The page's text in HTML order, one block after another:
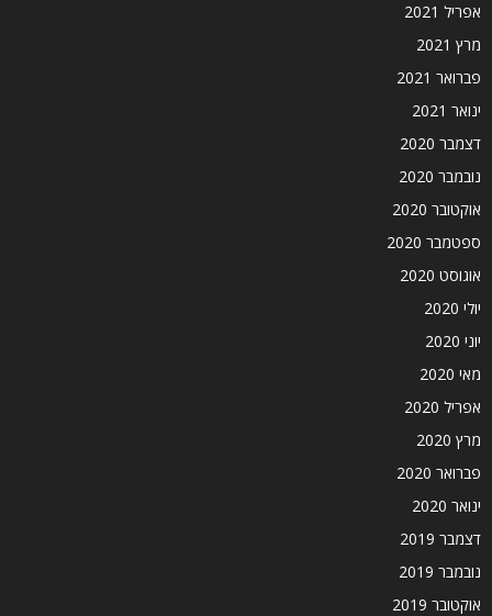
אפריל 2021
מרץ 2021
פברואר 2021
ינואר 2021
דצמבר 2020
נובמבר 2020
אוקטובר 2020
ספטמבר 2020
אוגוסט 2020
יולי 2020
יוני 2020
מאי 2020
אפריל 2020
מרץ 2020
פברואר 2020
ינואר 2020
דצמבר 2019
נובמבר 2019
אוקטובר 2019